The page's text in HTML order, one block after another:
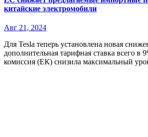
китайские электромобили
Авг 21, 2024
Для Tesla теперь установлена новая сниженная
дополнительная тарифная ставка всего в
комиссия (ЕК) снизила максимальный